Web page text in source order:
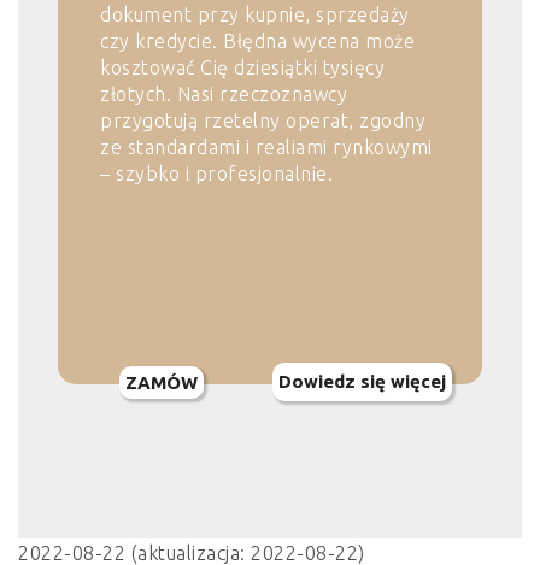
dokument przy kupnie, sprzedaży
czy kredycie. Błędna wycena może
kosztować Cię dziesiątki tysięcy
złotych. Nasi rzeczoznawcy
przygotują rzetelny operat, zgodny
ze standardami i realiami rynkowymi
– szybko i profesjonalnie.
ZAMÓW Dowiedz się więcej
2022-08-22 (aktualizacja: 2022-08-22)